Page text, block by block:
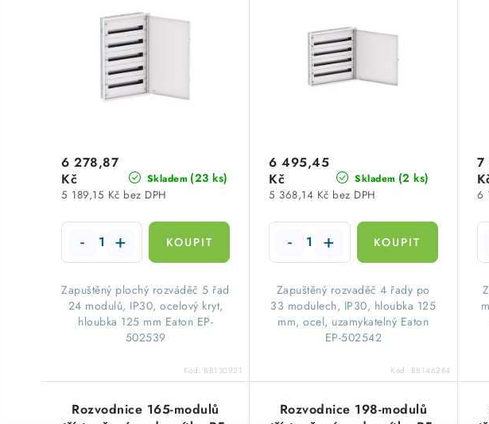
í
p
r
u
k
t
ů
EP-502539
Skladem (23 ks)
5 189,15 Kč bez DPH
6 278,87
Kč
Zapuštěný plochý rozváděč 5 řad
24 modulů, IP30, ocelový kryt,
hloubka 125 mm Eaton EP-
502539
Kód: BB130921
Skladem (2 ks)
5 368,14 Kč bez DPH
6 495,45
Kč
Zapuštěný rozvaděč 4 řady po
33 modulech, IP30, hloubka 125
mm, ocel, uzamykatelný Eaton
EP-502542
Kód: BB146284
6
7
Rozvodnice 165-modulů
Rozvodnice 198-modulů